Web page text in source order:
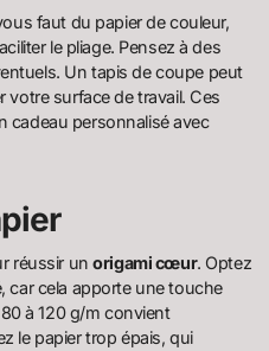
faut du papier de couleur,
le pliage. Pensez à des
Un tapis de coupe peut
votre surface de travail. Ces
cadeau personnalisé avec
réussir unorigami cœur. Optez
car cela apporte une touche
à 120 g/m convient
le papier trop épais, qui